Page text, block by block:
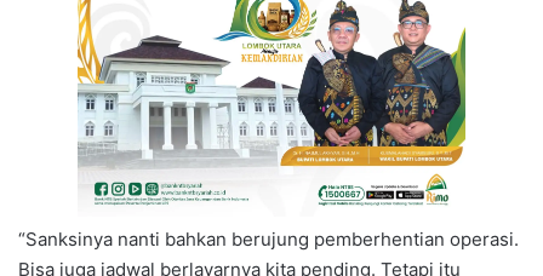
“Sanksinya nanti bahkan berujung pemberhentian operasi.
Bisa juga jadwal berlayarnya kita pending. Tetapi itu